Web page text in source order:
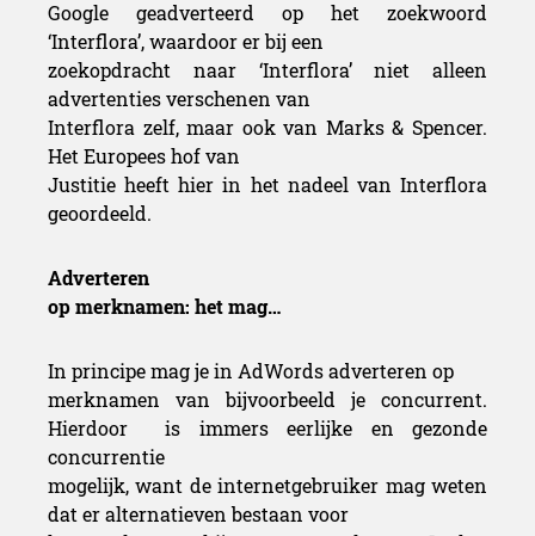
Google geadverteerd op het zoekwoord
‘Interflora’, waardoor er bij een
zoekopdracht naar ‘Interflora’ niet alleen
advertenties verschenen van
Interflora zelf, maar ook van Marks & Spencer.
Het Europees hof van
Justitie heeft hier in het nadeel van Interflora
geoordeeld.
Adverteren
op merknamen: het mag…
In principe mag je in AdWords adverteren op
merknamen van bijvoorbeeld je concurrent.
Hierdoor
is immers eerlijke en gezonde
concurrentie
mogelijk, want de internetgebruiker mag weten
dat er alternatieven bestaan voor